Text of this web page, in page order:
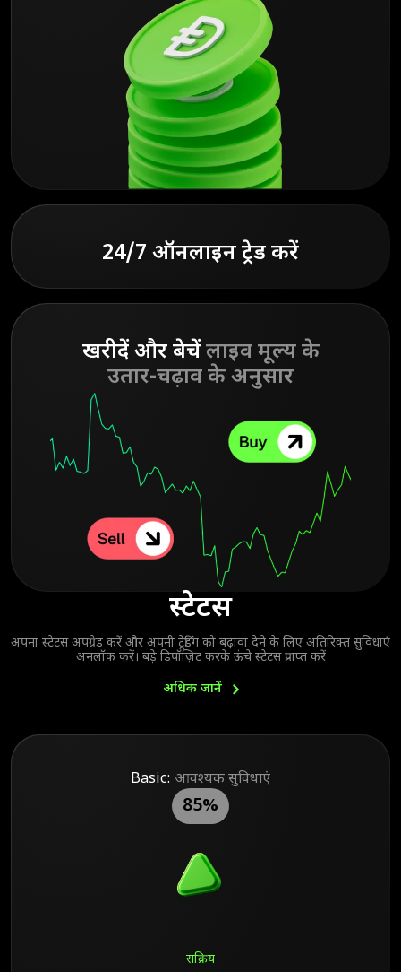
24/7 ऑनलाइन ट्रेड करें
खरीदें और बेचेंलाइव मूल्य के
उतार-चढ़ाव के अनुसार
स्टेटस
अपना स्टेटस अपग्रेड करें और अपनी ट्रेडिंग को बढ़ावा देने के लिए अतिरिक्त सुविधाएं
अनलॉक करें। बड़े डिपॉज़िट करके ऊंचे स्टेटस प्राप्त करें
अधिक जानें
Basic: आवश्यक सुविधाएं
85%
सक्रिय